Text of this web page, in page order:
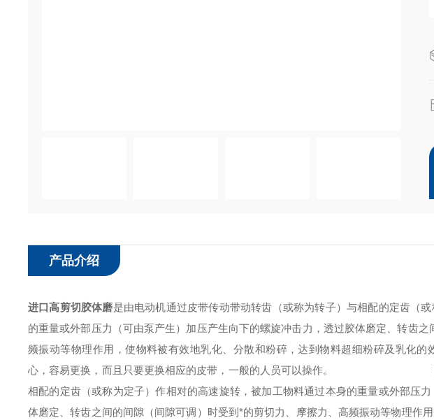
产品介绍
进口高剪切胶体磨是由电动机通过皮带传动带动转齿（或称为转子）与相配的定齿（
的重量或外部压力（可由泵产生）加压产生向下的螺旋冲击力，透过胶体磨定、转齿
频振动等物理作用，使物料被有效地乳化、分散和粉碎，达到物料超细粉碎及乳化
心，容易更换，而且只要更换相应的皮带，一般的人员可以操作。
相配的定齿（或称为定子）作相对的高速旋转，被加工物料通过本身的重量或外部压
体磨定、转齿之间的间隙（间隙可调）时受到*的剪切力、摩擦力、高频振动等物理作